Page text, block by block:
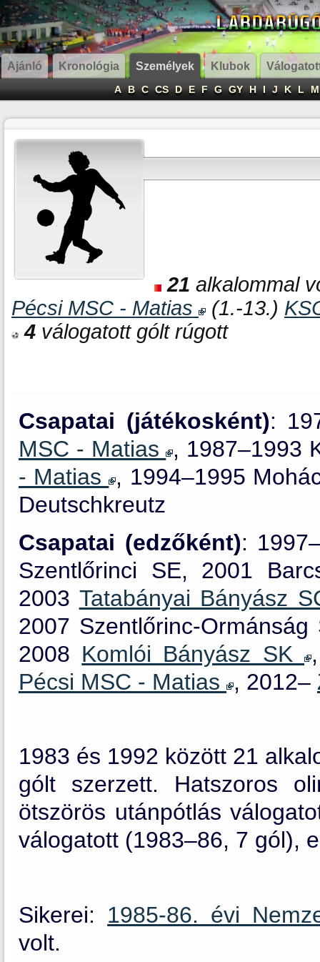
Ajánló Kronológia Személyek Klubok
A B C CS D E F G GY H I J K L M
21 alkalommal
Pécsi MSC - Matias
(1.-13.)
4 válogatott gólt rúgott
Csapatai (játékosként):
MSC - Matias , 1987–1993
- Matias , 1994–1995
Deutschkreutz
Csapatai (edzőként):
Szentlőrinci SE, 2001
2003 Tatabányai Bányász
2007 Szentlőrinc-
2008 Komlói Bányász SK
Pécsi MSC - Matias
, 2012–
1983 és 1992 között 21
gólt szerzett. Hatszoros
ötszörös utánpótlás
válogatott (1983–86, 7 gól),
Sikerei: 1985-86. évi
volt.